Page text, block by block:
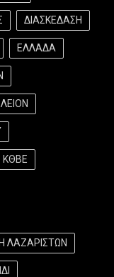
ΔΙΑΣΚΕΔΑΣΗ
ΕΛΛΑΔΑ
ΚΘΒΕ
ΛΑΖΑΡΙΣΤΩΝ